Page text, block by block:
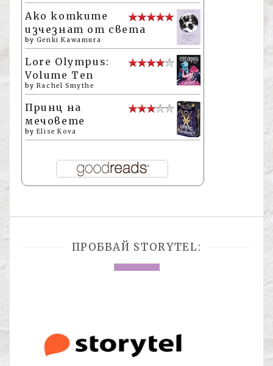
Ако котките
изчезнат от света
by Genki Kawamura
Lore Olympus:
Volume Ten
by Rachel Smythe
Принц на
мечовете
by Elise Kova
ПРОБВАЙ STORYTEL: